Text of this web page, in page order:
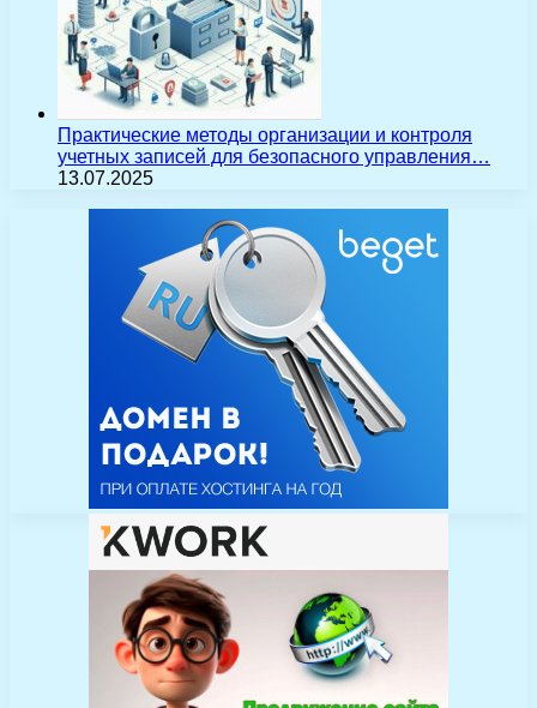
Практические методы организации и контроля
учетных записей для безопасного управления…
13.07.2025